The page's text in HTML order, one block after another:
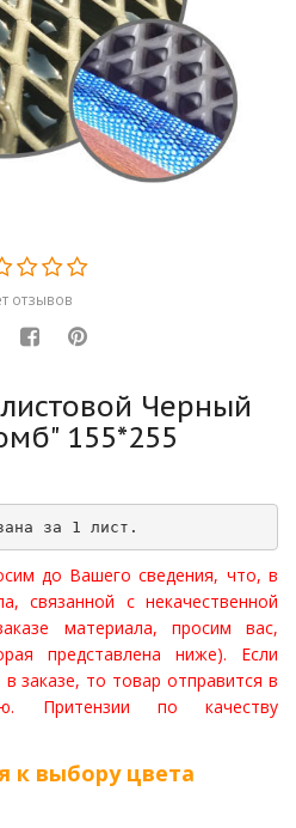
отзывов
Черный
155*255
за 1 лист.
до Вашего сведения, что, в
связанной с некачественной
материала, просим вас,
представлена ниже). Если
заказе, то товар отправится в
Притензии по качеству
к выбору цвета